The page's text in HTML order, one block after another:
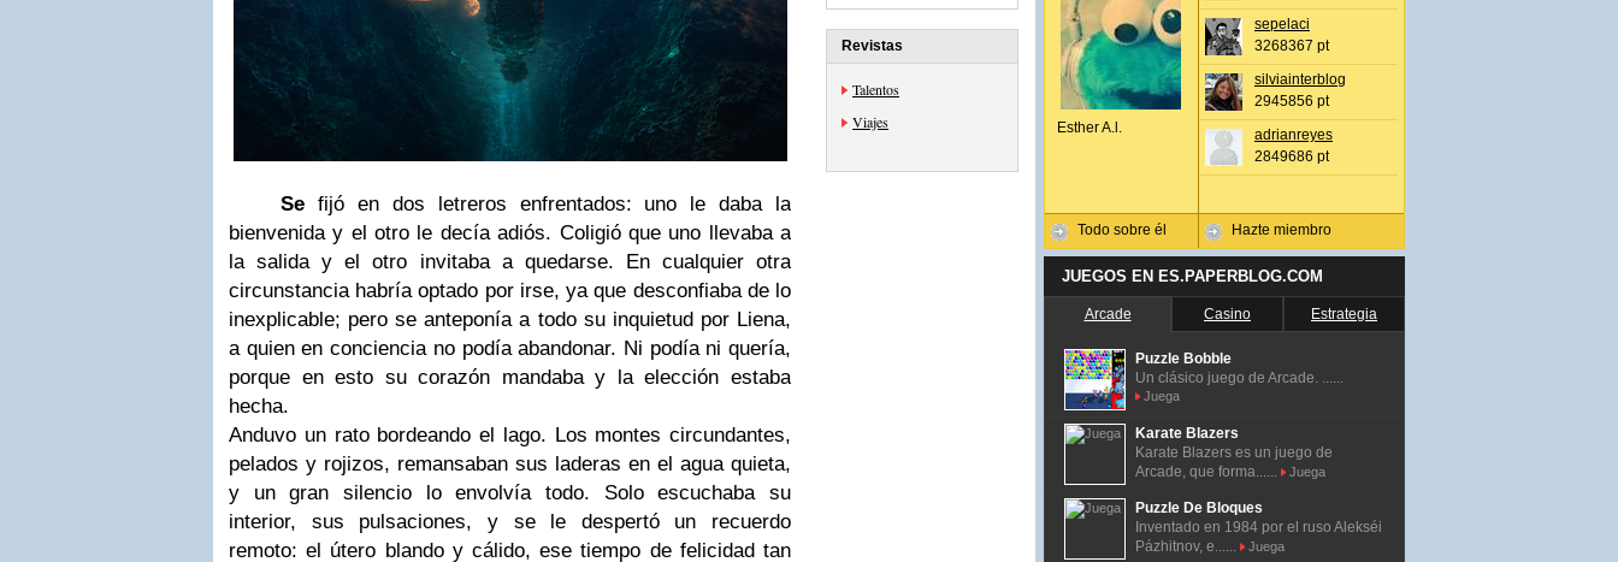
Se fijó en dos letreros enfrentados: uno le daba la
bienvenida y el otro le decía adiós. Coligió que uno llevaba a
la salida y el otro invitaba a quedarse. En cualquier otra
circunstancia habría optado por irse, ya que desconfiaba de lo
inexplicable; pero se anteponía a todo su inquietud por Liena,
a quien en conciencia no podía abandonar. Ni podía ni quería,
porque en esto su corazón mandaba y la elección estaba
hecha.
Anduvo un rato bordeando el lago. Los montes circundantes,
pelados y rojizos, remansaban sus laderas en el agua quieta,
y un gran silencio lo envolvía todo. Solo escuchaba su
interior, sus pulsaciones, y se le despertó un recuerdo
remoto: el útero blando y cálido, ese tiempo de felicidad tan
Revistas
Talentos
Viajes
Esther A.l.
Todo sobre él
sepelaci
3268367 pt
silviainterblog
2945856 pt
adrianreyes
2849686 pt
Hazte miembro
JUEGOS EN ES.PAPERBLOG.COM
Arcade Casino Estrategia
Puzzle Bobble
Un clásico juego de Arcade. ......
Juega
Karate Blazers
Karate Blazers es un juego de
Arcade, que forma......
Juega
Puzzle De Bloques
Inventado en 1984 por el ruso Alekséi
Pázhitnov, e......
Juega